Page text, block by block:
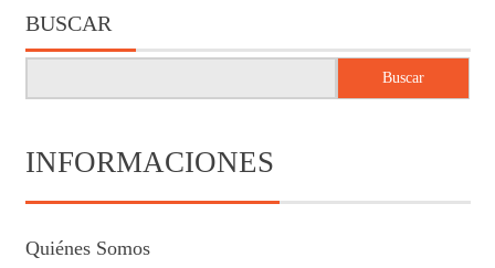
BUSCAR
Buscar
INFORMACIONES
Quiénes Somos